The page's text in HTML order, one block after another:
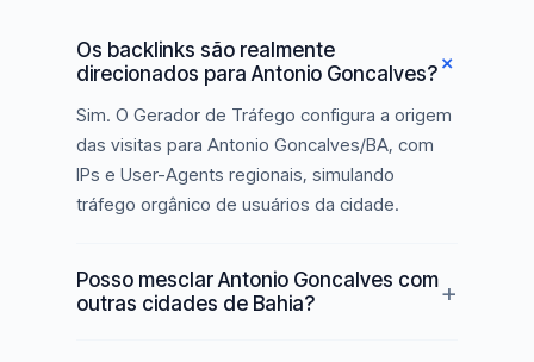
Os backlinks são realmente
direcionados para Antonio Goncalves?
Sim. O Gerador de Tráfego configura a origem
das visitas para Antonio Goncalves/BA, com
IPs e User-Agents regionais, simulando
tráfego orgânico de usuários da cidade.
Posso mesclar Antonio Goncalves com
outras cidades de Bahia?